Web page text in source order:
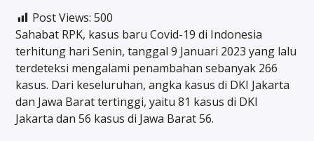
Post Views: 500
Sahabat RPK, kasus baru Covid-19 di Indonesia
terhitung hari Senin, tanggal 9 Januari 2023 yang lalu
terdeteksi mengalami penambahan sebanyak 266
kasus. Dari keseluruhan, angka kasus di DKI Jakarta
dan Jawa Barat tertinggi, yaitu 81 kasus di DKI
Jakarta dan 56 kasus di Jawa Barat 56.